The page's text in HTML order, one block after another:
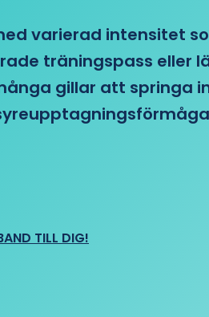
varierad intensitet
träningspass eller
gillar att springa
TILL DIG!